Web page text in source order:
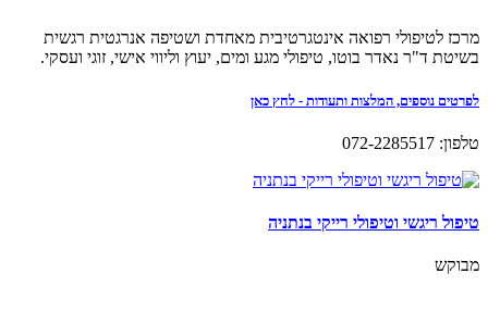
מרכז לטיפולי רפואה אינטגרטיבית מאחדת ושטיפה אנרגטית רגשית
בשיטת ד"ר נאדר בוטו, טיפולי מגע ומים, יעוץ וליווי אישי, זוגי ועסקי.
לפרטים נוספים, המלצות ותעודות - לחץ כאן
טלפון: 072-2285517
טיפול ריגשי וטיפולי רייקי בנתניה
מבוקש